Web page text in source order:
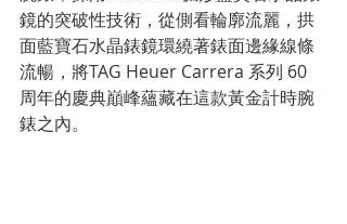
鏡的突破性技術，從側看輪廓流麗，拱
面藍寶石水晶錶鏡環繞著錶面邊緣線條
流暢，將TAG Heuer Carrera 系列 60
周年的慶典巔峰蘊藏在這款黃金計時腕
錶之內。